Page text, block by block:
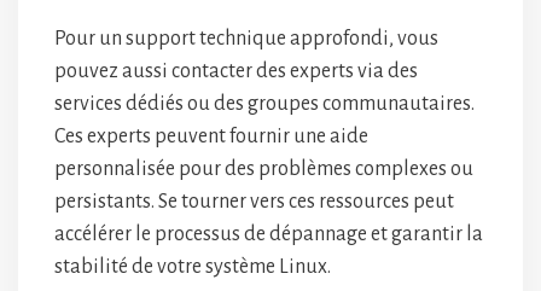
Pour un support technique approfondi, vous
pouvez aussi contacter des experts via des
services dédiés ou des groupes communautaires.
Ces experts peuvent fournir une aide
personnalisée pour des problèmes complexes ou
persistants. Se tourner vers ces ressources peut
accélérer le processus de dépannage et garantir la
stabilité de votre système Linux.